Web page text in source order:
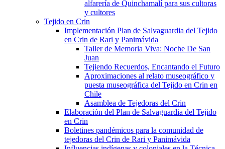
alfarería de Quinchamalí para sus cultoras
y cultores
Tejido en Crin
Implementación Plan de Salvaguardia del Tejido
en Crin de Rari y Panimávida
Taller de Memoria Viva: Noche De San
Juan
Tejiendo Recuerdos, Encantando el Futuro
Aproximaciones al relato museográfico y
puesta museográfica del Tejido en Crin en
Chile
Asamblea de Tejedoras del Crin
Elaboración del Plan de Salvaguardia del Tejido
en Crin
Boletines pandémicos para la comunidad de
tejedoras del Crin de Rari y Panimávida